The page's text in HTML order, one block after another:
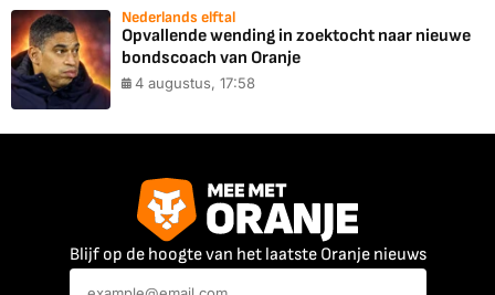
Nederlands elftal
Opvallende wending in zoektocht naar nieuwe
bondscoach van Oranje
4 augustus, 17:58
Blijf op de hoogte van het laatste Oranje nieuws